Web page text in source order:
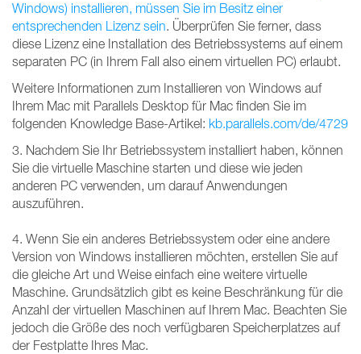
Windows) installieren, müssen Sie im Besitz einer
entsprechenden Lizenz sein. Überprüfen Sie ferner, dass
diese Lizenz eine Installation des Betriebssystems auf einem
separaten PC (in Ihrem Fall also einem virtuellen PC) erlaubt.
Weitere Informationen zum Installieren von Windows auf
Ihrem Mac mit Parallels Desktop für Mac finden Sie im
folgenden Knowledge Base-Artikel: kb.parallels.com/de/4729
3. Nachdem Sie Ihr Betriebssystem installiert haben, können
Sie die virtuelle Maschine starten und diese wie jeden
anderen PC verwenden, um darauf Anwendungen
auszuführen.
4. Wenn Sie ein anderes Betriebssystem oder eine andere
Version von Windows installieren möchten, erstellen Sie auf
die gleiche Art und Weise einfach eine weitere virtuelle
Maschine. Grundsätzlich gibt es keine Beschränkung für die
Anzahl der virtuellen Maschinen auf Ihrem Mac. Beachten Sie
jedoch die Größe des noch verfügbaren Speicherplatzes auf
der Festplatte Ihres Mac.